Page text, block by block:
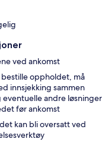
ved ankomst
oppholdet, må
innsjekking sammen
andre løsninger
før ankomst
kan bli oversatt ved